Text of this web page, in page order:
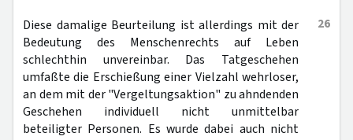
26
Diese damalige Beurteilung ist allerdings mit der
Bedeutung des Menschenrechts auf Leben
schlechthin unvereinbar. Das Tatgeschehen
umfaßte die Erschießung einer Vielzahl wehrloser,
an dem mit der "Vergeltungsaktion" zu ahndenden
Geschehen individuell nicht unmittelbar
beteiligter Personen. Es wurde dabei auch nicht